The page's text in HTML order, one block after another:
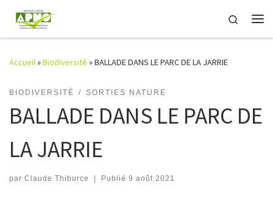
Passer au contenu
Search
Accueil»Biodiversité »BALLADE DANS LE PARC DE LA JARRIE
BIODIVERSITÉ SORTIES NATURE
BALLADE DANS LE PARC DE
LA JARRIE
par Claude Thiburce | Publié 9 août 2021